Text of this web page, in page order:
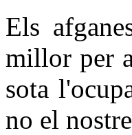
Els
millor per
sota
no el